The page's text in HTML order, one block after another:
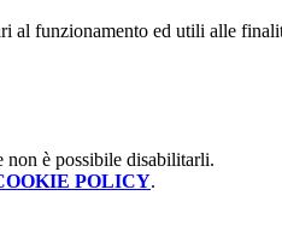
al funzionamento ed utili alle
non è possibile disabilitarli.
POLICY.